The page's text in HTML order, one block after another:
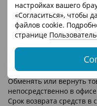
настройках вашего
«Согласиться», чтобы
файлов cookie.
странице
Как оформить возврат
1. Свяжитесь с нами
телефону, email или
3. Мы оперативно
товар или оформим
Обменять или вернуть
непосредственно в
Срок возврата средств в